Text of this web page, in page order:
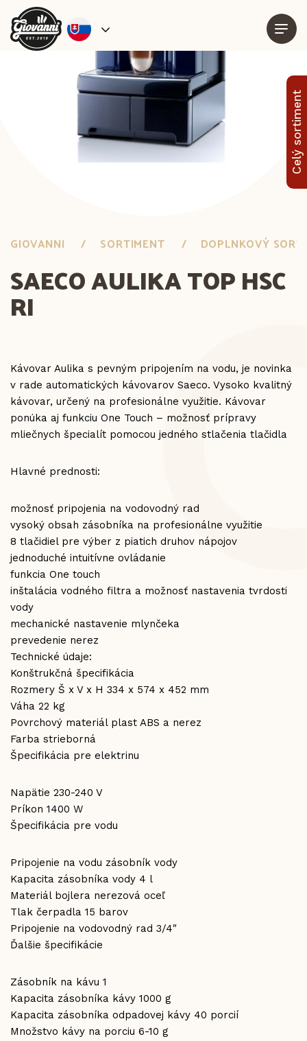
Celý sortiment
GIOVANNI SORTIMENT DOPLNKOVÝ
SAECO AULIKA TOP HSC
RI
Kávovar Aulika s pevným pripojením na vodu, je novinka
v rade automatických kávovarov Saeco. Vysoko kvalitný
kávovar, určený na profesionálne využitie. Kávovar
ponúka aj funkciu One Touch – možnosť prípravy
mliečnych špecialít pomocou jedného stlačenia tlačidla
Hlavné prednosti:
možnosť pripojenia na vodovodný rad
vysoký obsah zásobníka na profesionálne využitie
8 tlačidiel pre výber z piatich druhov nápojov
jednoduché intuitívne ovládanie
funkcia One touch
inštalácia vodného filtra a možnosť nastavenia tvrdosti
vody
mechanické nastavenie mlynčeka
prevedenie nerez
Technické údaje:
Konštrukčná špecifikácia
Rozmery Š x V x H 334 x 574 x 452 mm
Váha 22 kg
Povrchový materiál plast ABS a nerez
Farba strieborná
Špecifikácia pre elektrinu
Napätie 230-240 V
Príkon 1400 W
Špecifikácia pre vodu
Pripojenie na vodu zásobník vody
Kapacita zásobníka vody 4 l
Materiál bojlera nerezová oceľ
Tlak čerpadla 15 barov
Pripojenie na vodovodný rad 3/4″
Ďalšie špecifikácie
Zásobník na kávu 1
Kapacita zásobníka kávy 1000 g
Kapacita zásobníka odpadovej kávy 40 porcií
Množstvo kávy na porciu 6-10 g